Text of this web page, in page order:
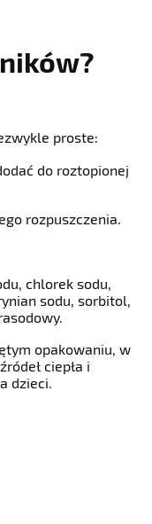
proste:
do roztopionej
rozpuszczenia.
chlorek sodu,
sodu, sorbitol,
opakowaniu, w
ciepła i
dzieci.